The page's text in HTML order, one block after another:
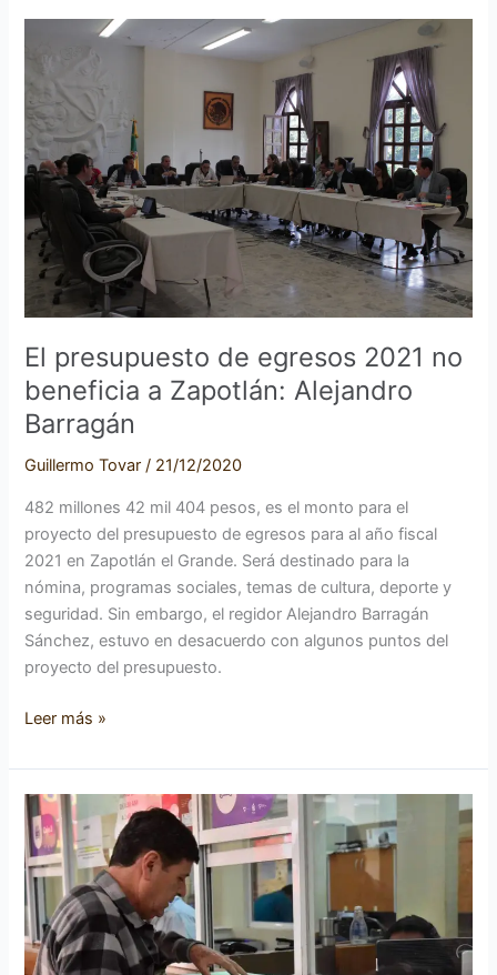
El presupuesto de egresos 2021 no
beneficia a Zapotlán: Alejandro
Barragán
Guillermo Tovar/ 21/12/2020
482 millones 42 mil 404 pesos, es el monto para el
proyecto del presupuesto de egresos para al año fiscal
2021 en Zapotlán el Grande. Será destinado para la
nómina, programas sociales, temas de cultura, deporte y
seguridad. Sin embargo, el regidor Alejandro Barragán
Sánchez, estuvo en desacuerdo con algunos puntos del
proyecto del presupuesto.
presupuesto
de
egresos
2021
no
beneficia
a
Zapotlán:
Alejandro
Barragán
Leer más »
Planean
descuentos
a
contribuyentes
puntuales
en
Ciudad